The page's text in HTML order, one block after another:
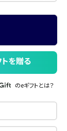
のeギフトとは？